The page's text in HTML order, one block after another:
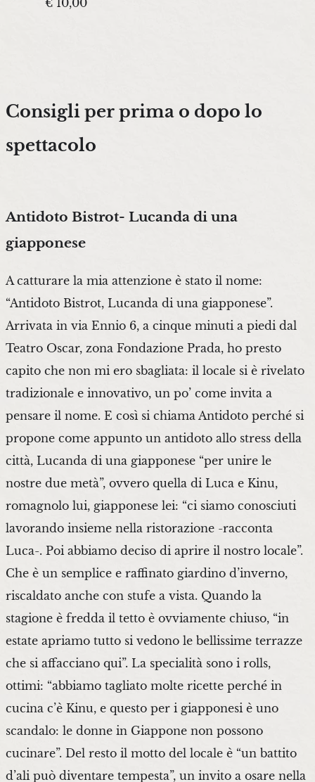
Consigli per prima o dopo lo
spettacolo
Antidoto Bistrot- Lucanda di una
giapponese
A catturare la mia attenzione è stato il nome:
“Antidoto Bistrot, Lucanda di una giapponese”.
Arrivata in via Ennio 6, a cinque minuti a piedi dal
Teatro Oscar, zona Fondazione Prada, ho presto
capito che non mi ero sbagliata: il locale si è rivelato
tradizionale e innovativo, un po’ come invita a
pensare il nome. E così si chiama Antidoto perché si
propone come appunto un antidoto allo stress della
città, Lucanda di una giapponese “per unire le
nostre due metà”, ovvero quella di Luca e Kinu,
romagnolo lui, giapponese lei: “ci siamo conosciuti
lavorando insieme nella ristorazione -racconta
Luca-. Poi abbiamo deciso di aprire il nostro locale”.
Che è un semplice e raffinato giardino d’inverno,
riscaldato anche con stufe a vista. Quando la
stagione è fredda il tetto è ovviamente chiuso, “in
estate apriamo tutto si vedono le bellissime terrazze
che si affacciano qui”. La specialità sono i rolls,
ottimi: “abbiamo tagliato molte ricette perché in
cucina c’è Kinu, e questo per i giapponesi è uno
scandalo: le donne in Giappone non possono
cucinare”. Del resto il motto del locale è “un battito
d’ali può diventare tempesta”, un invito a osare nella